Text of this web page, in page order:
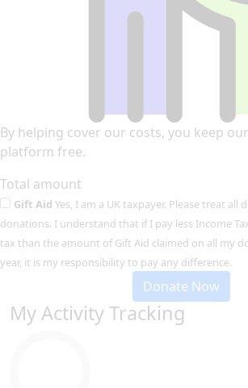
By helping cover our costs, you keep
platform free.
Total amount
Gift Aid Yes, I am a UK taxpayer. Please treat all
donations. I understand that if I pay less Income
tax than the amount of Gift Aid claimed on all my
year, it is my responsibility to pay any difference.
Donate Now
My Activity Tracking